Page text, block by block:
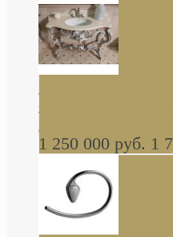
стиле барокко, из
коричневый
1 250 000 руб. 1